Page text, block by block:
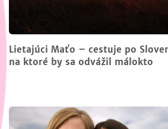
Lietajúci Maťo – cestuje po
na ktoré by sa odvážil málokto